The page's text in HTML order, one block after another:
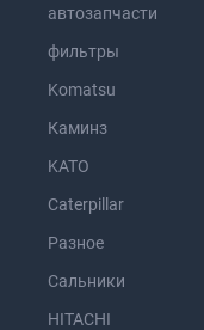
автозапчасти
фильтры
Komatsu
Каминз
KATO
Caterpillar
Разное
Сальники
HITACHI